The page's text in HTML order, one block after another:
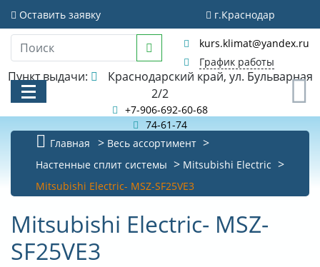
Оставить заявку г.Краснодар
kurs.klimat@yandex.ru
График работы
Пункт выдачи:
2/2
+7-906-692-60-68
74-61-74
КАТАЛОГ
АКЦИИ И РАСПРОДАЖИ
БИБЛИОТЕКА
НОВОСТИ
Главная
Весь ассортимент
Настенные сплит системы
Mitsubishi Electric
Mitsubishi Electric- MSZ-SF25VE3
Mitsubishi Electric- MSZ-
SF25VE3